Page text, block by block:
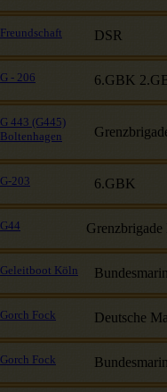
Freundschaft DSR
G - 206 6.GBK
G 443 (G445)
Boltenhagen
G-203 6.GBK
G44 Grenzbrigade
Geleitboot Köln
Gorch Fock Deutsche
Gorch Fock